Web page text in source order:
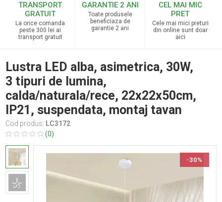
TRANSPORT
GRATUIT
La orice comanda
peste 300 lei ai
transport gratuit
GARANTIE 2 ANI
Toate produsele
beneficiaza de
garantie 2 ani
CEL MAI MIC
PRET
Cele mai mici preturi
din online sunt doar
aici
Lustra LED alba, asimetrica, 30W,
3 tipuri de lumina,
calda/naturala/rece, 22x22x50cm,
IP21, suspendata, montaj tavan
Cod produs: LC3172
(0)
-30%